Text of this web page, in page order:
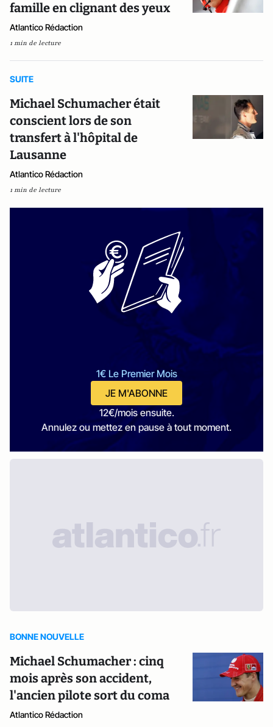
famille en clignant des yeux
Atlantico Rédaction
1 min de lecture
SUITE
Michael Schumacher était
conscient lors de son
transfert à l'hôpital de
Lausanne
Atlantico Rédaction
1 min de lecture
1€ Le Premier Mois
JE M'ABONNE
12€/mois ensuite.
Annulez ou mettez en pause à tout moment.
BONNE NOUVELLE
Michael Schumacher : cinq
mois après son accident,
l'ancien pilote sort du coma
Atlantico Rédaction